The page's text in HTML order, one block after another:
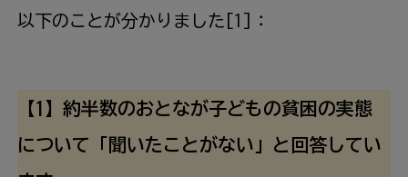
以下のことが分かりました[1]：
【1】約半数のおとなが子どもの貧困 の実態
について「
聞 いたことがない」と 回答 してい